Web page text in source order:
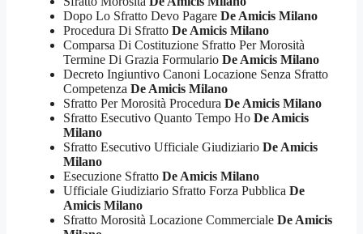
Dopo Lo Sfratto Devo Pagare De Amicis Milano
Procedura Di Sfratto De Amicis Milano
Comparsa Di Costituzione Sfratto Per Morosità
Termine Di Grazia Formulario De Amicis Milano
Decreto Ingiuntivo Canoni Locazione Senza Sfratto
Competenza De Amicis Milano
Sfratto Per Morosità Procedura De Amicis Milano
Sfratto Esecutivo Quanto Tempo Ho De Amicis
Milano
Sfratto Esecutivo Ufficiale Giudiziario De Amicis
Milano
Esecuzione Sfratto De Amicis Milano
Ufficiale Giudiziario Sfratto Forza Pubblica De
Amicis Milano
Sfratto Morosità Locazione Commerciale De Amicis